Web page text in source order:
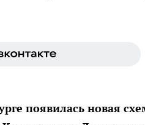
появилась новая